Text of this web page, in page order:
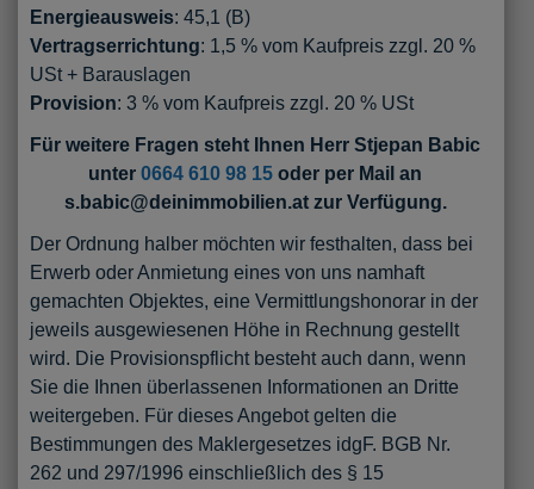
Energieausweis: 45,1 (B)
Vertragserrichtung: 1,5 % vom Kaufpreis zzgl. 20 %
USt + Barauslagen
Provision: 3 % vom Kaufpreis zzgl. 20 % USt
Für weitere Fragen steht Ihnen Herr Stjepan Babic
unter 0664 610 98 15 oder per Mail an
s.babic@deinimmobilien.at zur Verfügung.
Der Ordnung halber möchten wir festhalten, dass bei
Erwerb oder Anmietung eines von uns namhaft
gemachten Objektes, eine Vermittlungshonorar in der
jeweils ausgewiesenen Höhe in Rechnung gestellt
wird. Die Provisionspflicht besteht auch dann, wenn
Sie die Ihnen überlassenen Informationen an Dritte
weitergeben. Für dieses Angebot gelten die
Bestimmungen des Maklergesetzes idgF. BGB Nr.
262 und 297/1996 einschließlich des § 15